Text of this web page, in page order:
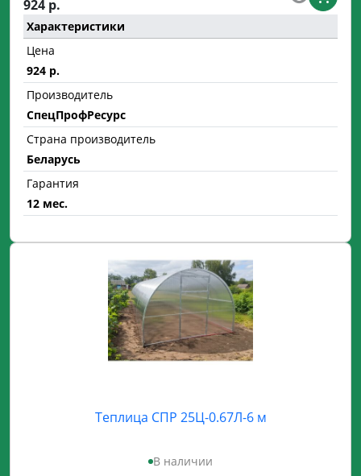
Спецпрофресурс
Сбросить
924 р.
Характеристики
Цена
924 р.
Производитель
СпецПрофРесурс
Страна производитель
Беларусь
Гарантия
12 мес.
Теплица СПР 25Ц-0.67Л-6 м
В наличии